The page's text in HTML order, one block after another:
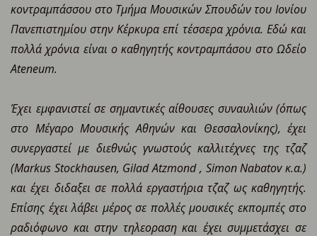
κοντραμπάσσου στο Τμήμα Μουσικών Σπουδών του Ιονίου
Πανεπιστημίου στην Κέρκυρα επί τέσσερα χρόνια. Εδώ και
πολλά χρόνια είναι ο καθηγητής κοντραμπάσου στο Ωδείο
Ateneum.
Έχει εμφανιστεί σε σημαντικές αίθουσες συναυλιών (όπως
στο Μέγαρο Μουσικής Αθηνών και Θεσσαλονίκης), έχει
συνεργαστεί με διεθνώς γνωστούς καλλιτέχνες της τζαζ
(Markus Stockhausen, Gilad Atzmond , Simon Nabatov κ.α.)
και έχει διδαξει σε πολλά εργαστήρια τζαζ ως καθηγητής.
Επίσης έχει λάβει μέρος σε πολλές μουσικές εκπομπές στο
ραδιόφωνο και στην τηλεοραση και έχει συμμετάσχει σε